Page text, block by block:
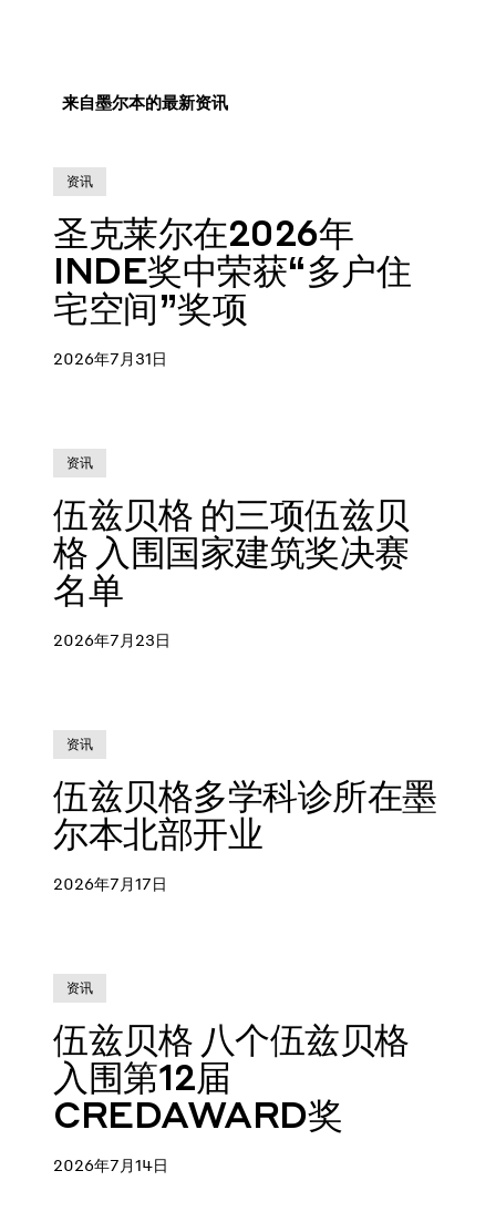
来自墨尔本的最新资讯
资讯
圣克莱尔在2026年
INDE奖中荣获“多户住
宅空间”奖项
2026年7月31日
资讯
伍兹贝格 的三项伍兹贝
格 入围国家建筑奖决赛
名单
2026年7月23日
资讯
伍兹贝格多学科诊所在墨
尔本北部开业
2026年7月17日
资讯
伍兹贝格 八个伍兹贝格
入围第12届
CREDAWARD奖
2026年7月14日